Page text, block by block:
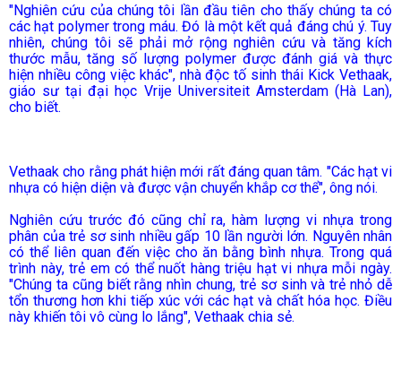
"Nghiên cứu của chúng tôi lần đầu tiên cho thấy chúng ta có
các hạt polymer trong máu. Đó là một kết quả đáng chú ý. Tuy
nhiên, chúng tôi sẽ phải mở rộng nghiên cứu và tăng kích
thước mẫu, tăng số lượng polymer được đánh giá và thực
hiện nhiều công việc khác", nhà độc tố sinh thái Kick Vethaak,
giáo sư tại đại học Vrije Universiteit Amsterdam (Hà Lan),
cho biết.
Vethaak cho rằng phát hiện mới rất đáng quan tâm. "Các hạt vi
nhựa có hiện diện và được vận chuyển khắp cơ thể", ông nói.
Nghiên cứu trước đó cũng chỉ ra, hàm lượng vi nhựa trong
phân của trẻ sơ sinh nhiều gấp 10 lần người lớn. Nguyên nhân
có thể liên quan đến việc cho ăn bằng bình nhựa. Trong quá
trình này, trẻ em có thể nuốt hàng triệu hạt vi nhựa mỗi ngày.
"Chúng ta cũng biết rằng nhìn chung, trẻ sơ sinh và trẻ nhỏ dễ
tổn thương hơn khi tiếp xúc với các hạt và chất hóa học. Điều
này khiến tôi vô cùng lo lắng", Vethaak chia sẻ.